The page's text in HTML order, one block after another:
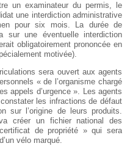
un examinateur du permis, le
une interdiction administrative
pour six mois. La durée de
sur une éventuelle interdiction
obligatoirement prononcée en
motivée).
sera ouvert aux agents
« de l’organisme chargé
appels d’urgence ». Les agents
les infractions de défaut
sur l’origine de leurs produits.
créer un fichier national des
de propriété » qui sera
vélo marqué.